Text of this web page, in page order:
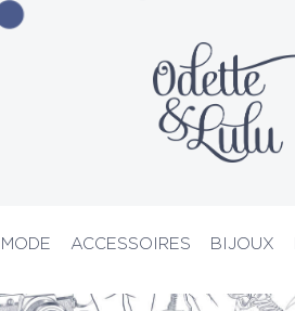
MODE ACCESSOIRES BIJOUX